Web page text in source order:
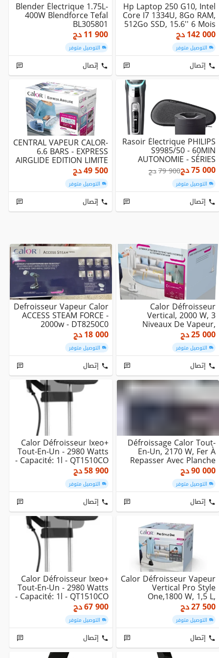
Hp Laptop 250 G10, Intel
Core I7 1334U, 8Go RAM,
512Go SSD, 15.6'' 6 Mois
Garant...
142 000دج
التوصيل متوفر
إتصال
Blender Électrique 1.75L-
400W Blendforce Tefal
BL305801
11 900دج
التوصيل متوفر
إتصال
Rasoir Électrique PHILIPS
S9985/50 - 60MIN
AUTONOMIE - SÉRIES
9000
75 000دج79 900دج
التوصيل متوفر
إتصال
CENTRAL VAPEUR CALOR-
6.6 BARS - EXPRESS
AIRGLIDE EDITION LIMITE
- SV8028
49 500دج
التوصيل متوفر
إتصال
Calor Défroisseur
Vertical, 2000 W, 3
Niveaux De Vapeur,
Origin Home IT3280C0
25 000دج
التوصيل متوفر
إتصال
Defroisseur Vapeur Calor
ACCESS STEAM FORCE -
2000w - DT8250C0
18 000دج
التوصيل متوفر
إتصال
Défroissage Calor Tout-
En-Un, 2170 W, Fer À
Repasser Avec Planche
Smartboard Int...
90 000دج
التوصيل متوفر
إتصال
Calor Défroisseur Ixeo+
Tout-En-Un - 2980 Watts
- Capacité: 1l - QT1510CO
58 900دج
التوصيل متوفر
إتصال
Calor Défroisseur Vapeur
Vertical Pro Style
One,1800 W, 1,5 L,
Chausse Rapide 45...
27 500دج
التوصيل متوفر
إتصال
Calor Défroisseur Ixeo+
Tout-En-Un - 2980 Watts
- Capacité: 1l - QT1510CO
67 900دج
التوصيل متوفر
إتصال